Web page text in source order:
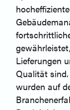
Lieferungen
Qualität
wurden auf